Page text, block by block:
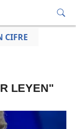
CIFRE
LEYEN"